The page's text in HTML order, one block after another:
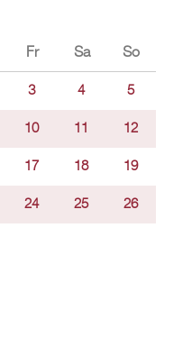
Fr Sa So
3 4 5
10 11 12
17 18 19
24 25 26